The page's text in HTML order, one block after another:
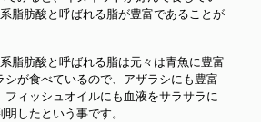
脂肪酸と呼ばれる脂が豊富であることが
脂肪酸と呼ばれる脂は元々は青魚に豊富
が食べているので、アザラシにも豊富
ィッシュオイルにも血液をサラサラに
したという事です。